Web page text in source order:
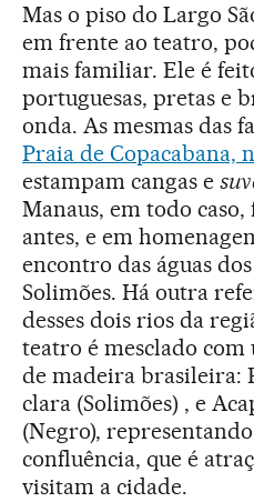
Mas o piso do Largo
em frente ao teatro,
mais familiar. Ele é
portuguesas, pretas e
onda. As mesmas das
Praia de Copacabana,
estampam cangas e
Manaus, em todo
antes, e em
encontro das águas
Solimões. Há outra
desses dois rios da
teatro é mesclado
de madeira brasileira:
clara (Solimões) , e
(Negro),
confluência, que é
visitam a cidade.